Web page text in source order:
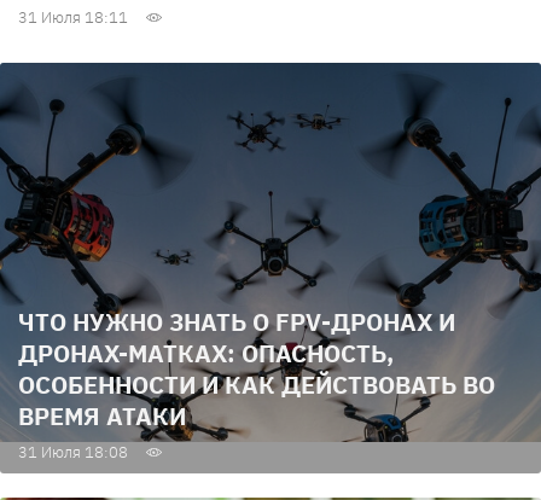
31 Июля 18:11
ЧТО НУЖНО ЗНАТЬ О FPV-ДРОНАХ И
ДРОНАХ-МАТКАХ: ОПАСНОСТЬ,
ОСОБЕННОСТИ И КАК ДЕЙСТВОВАТЬ ВО
ВРЕМЯ АТАКИ
31 Июля 18:08